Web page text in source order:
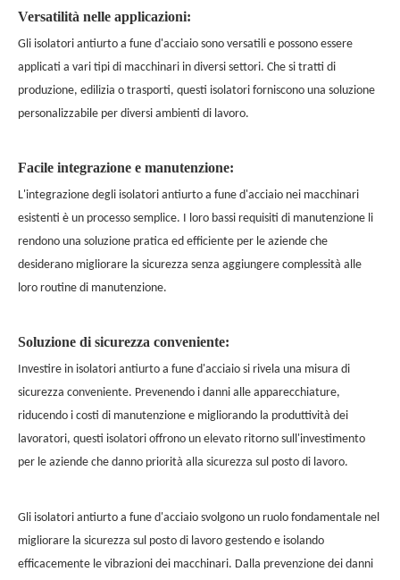
Versatilità nelle applicazioni:
Gli isolatori antiurto a fune d'acciaio sono versatili e possono essere
applicati a vari tipi di macchinari in diversi settori. Che si tratti di
produzione, edilizia o trasporti, questi isolatori forniscono una soluzione
personalizzabile per diversi ambienti di lavoro.
Facile integrazione e manutenzione:
L'integrazione degli isolatori antiurto a fune d'acciaio nei macchinari
esistenti è un processo semplice. I loro bassi requisiti di manutenzione li
rendono una soluzione pratica ed efficiente per le aziende che
desiderano migliorare la sicurezza senza aggiungere complessità alle
loro routine di manutenzione.
Soluzione di sicurezza conveniente:
Investire in isolatori antiurto a fune d'acciaio si rivela una misura di
sicurezza conveniente. Prevenendo i danni alle apparecchiature,
riducendo i costi di manutenzione e migliorando la produttività dei
lavoratori, questi isolatori offrono un elevato ritorno sull'investimento
per le aziende che danno priorità alla sicurezza sul posto di lavoro.
Gli isolatori antiurto a fune d'acciaio svolgono un ruolo fondamentale nel
migliorare la sicurezza sul posto di lavoro gestendo e isolando
efficacemente le vibrazioni dei macchinari. Dalla prevenzione dei danni